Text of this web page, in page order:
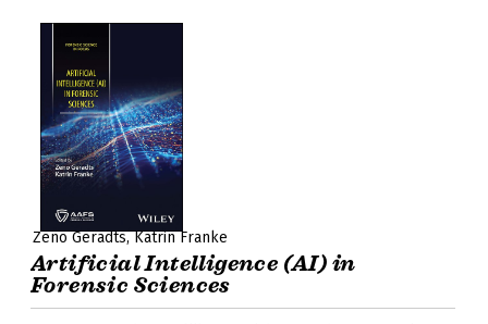
Zeno Geradts Katrin Franke
Artificial Intelligence (AI) in
Forensic Sciences